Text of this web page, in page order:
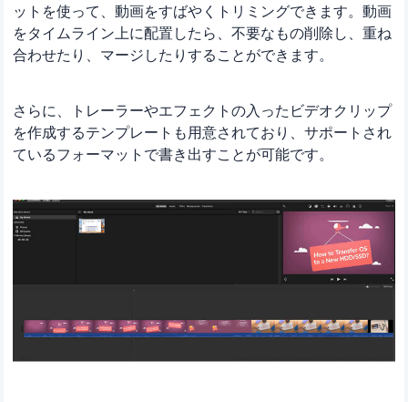
ットを使って、動画をすばやくトリミングできます。動画
をタイムライン上に配置したら、不要なもの削除し、重ね
合わせたり、マージしたりすることができます。
さらに、トレーラーやエフェクトの入ったビデオクリップ
を作成するテンプレートも用意されており、サポートされ
ているフォーマットで書き出すことが可能です。